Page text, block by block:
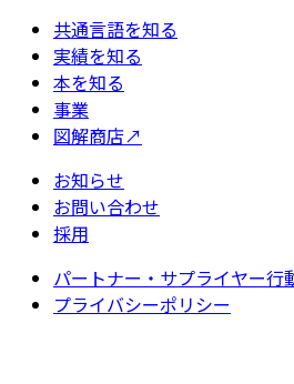
共通言語を知る
実績を知る
本を知る
事業
図解商店↗
お知らせ
お問い合わせ
採用
パートナー・サプライヤー行
プライバシーポリシー